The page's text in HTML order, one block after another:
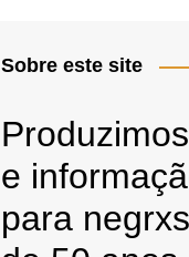
Sobre este site
e
para